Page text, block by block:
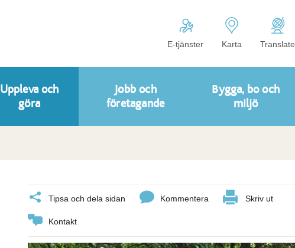
E-tjänster Karta Translate
Uppleva och
göra
Jobb och
företagande
Bygga, bo och
miljö
Tipsa och dela sidan Kommentera Skriv ut
Kontakt